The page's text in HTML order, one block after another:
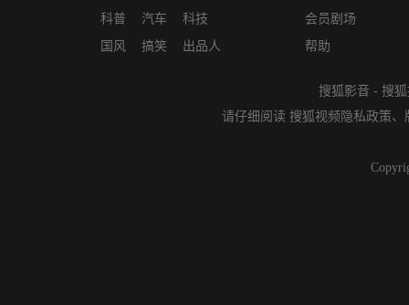
科普
国风
汽车
搞笑
科技
出品人
会员剧场
帮助
搜狐影音 - 搜
请仔细阅读 搜狐视频隐私政策、